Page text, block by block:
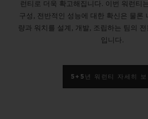
런티로 더욱 확고해집니다. 이번 워런티
구성, 전반적인 성능에 대한 확신은 물론
량과 워치를 설계, 개발, 조립하는 팀의
입니다.
5+5년 워런티 자세히 보